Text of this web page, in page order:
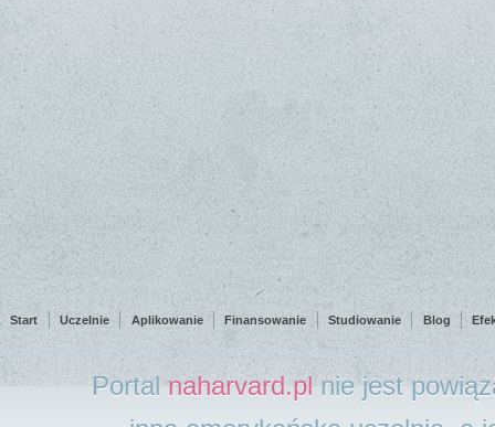
Start Uczelnie Aplikowanie Finansowanie Studiowanie Blog
Portalnaharvard.plnie jest